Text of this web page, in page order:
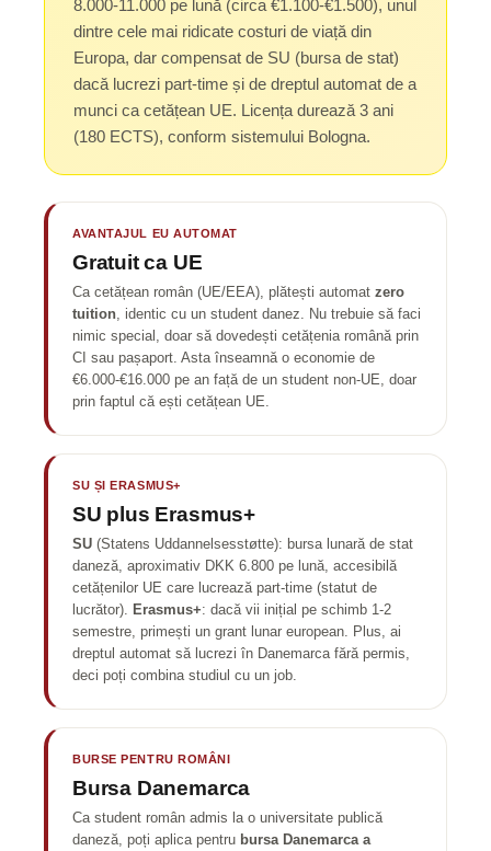
8.000-11.000 pe lună (circa €1.100-€1.500), unul
dintre cele mai ridicate costuri de viață din
Europa, dar compensat de SU (bursa de stat)
dacă lucrezi part-time și de dreptul automat de a
munci ca cetățean UE. Licența durează 3 ani
(180 ECTS), conform sistemului Bologna.
AVANTAJUL EU AUTOMAT
Gratuit ca UE
Ca cetățean român (UE/EEA), plătești automat zero
tuition , identic cu un student danez. Nu trebuie să faci
nimic special, doar să dovedești cetățenia română prin
CI sau pașaport. Asta înseamnă o economie de
€6.000-€16.000 pe an față de un student non-UE, doar
prin faptul că ești cetățean UE.
SU ȘI ERASMUS+
SU plus Erasmus+
SU (Statens Uddannelsesstøtte): bursa lunară de stat
daneză, aproximativ DKK 6.800 pe lună, accesibilă
cetățenilor UE care lucrează part-time (statut de
lucrător). Erasmus+: dacă vii inițial pe schimb 1-2
semestre, primești un grant lunar european. Plus, ai
dreptul automat să lucrezi în Danemarca fără permis,
deci poți combina studiul cu un job.
BURSE PENTRU ROMÂNI
Bursa Danemarca
Ca student român admis la o universitate publică
daneză, poți aplica pentru bursa Danemarca a